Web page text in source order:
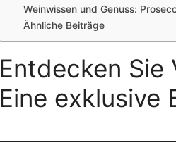
Weinwissen und Genuss:
Ähnliche Beiträge
Entdecken Sie
Eine exklusive